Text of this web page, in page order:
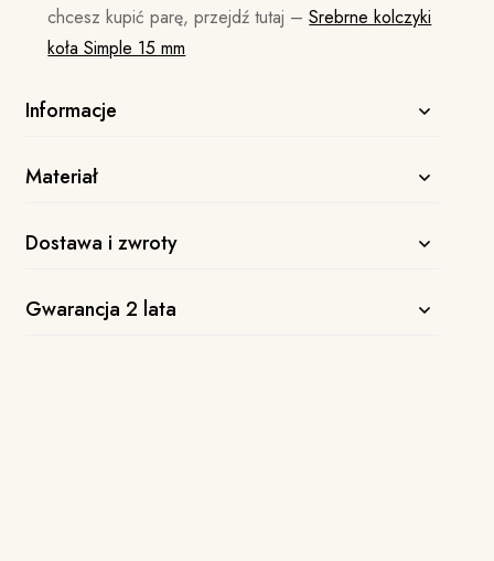
chcesz kupić parę, przejdź tutaj –Srebrne kolczyki
koła Simple 15 mm
Informacje
Materiał
Dostawa i zwroty
Gwarancja 2 lata